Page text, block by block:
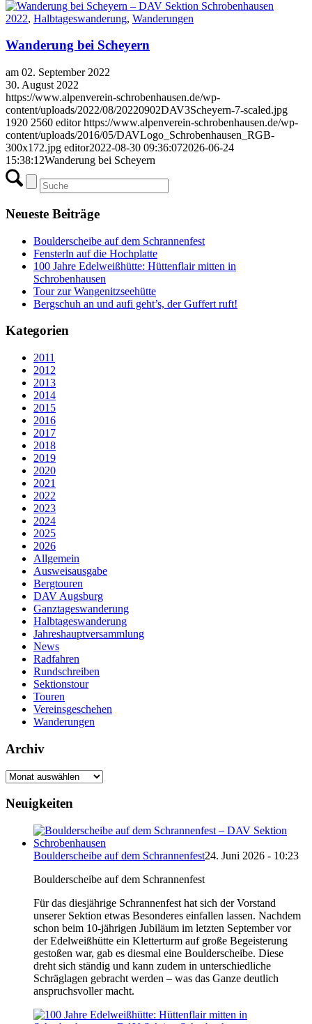
2022, Halbtageswanderung, Wanderungen
Wanderung bei Scheyern
am 02. September 2022
30. August 2022
https://www.alpenverein-schrobenhausen.de/wp-
content/uploads/2022/08/20220902DAV3Scheyern-7-scaled.jpg
1920 2560 editor https://www.alpenverein-schrobenhausen.de/wp-
content/uploads/2016/05/DAVLogo_Schrobenhausen_RGB-
300x172.jpg editor2022-08-30 09:36:072026-06-24
15:38:12Wanderung bei Scheyern
Neueste Beiträge
Boulderscheibe auf dem Schrannenfest
Fensterln auf die Hochplatte
100 Jahre Edelweißhütte: Hüttenflair mitten in
Schrobenhausen
Tour zur Wangenitzseehütte
Bergschuh an und aufi geht’s, der Guffert ruft!
Kategorien
2011
2012
2013
2014
2015
2016
2017
2018
2019
2020
2021
2022
2023
2024
2025
2026
Allgemein
Ausweisausgabe
Bergtouren
DAV Augsburg
Ganztageswanderung
Halbtageswanderung
Jahreshauptversammlung
News
Radfahren
Rundschreiben
Sektionstour
Touren
Vereinsgeschehen
Wanderungen
Archiv
Archiv
Neuigkeiten
Boulderscheibe auf dem Schrannenfest24. Juni 2026 - 10:23
Boulderscheibe auf dem Schrannenfest
Für das diesjährige Schrannenfest hat sich der Vorstand
unserer Sektion etwas Besonderes einfallen lassen. Nachdem
schon beim 10-jährigen Jubiläum im letzten September vor
der Edelweißhütte ein Kletterturm auf große Begeisterung
gestoßen war, gab es diesmal eine Boulderscheibe. Diese
dreht sich ständig und kann zudem in unterschiedliche
Schräglagen gebracht werden – was das Ganze deutlich
anspruchsvoller macht.